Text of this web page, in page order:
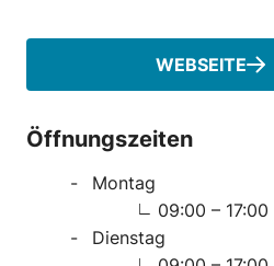
WEBSEITE
Öffnungszeiten
Montag
09:00 – 17:00
Dienstag